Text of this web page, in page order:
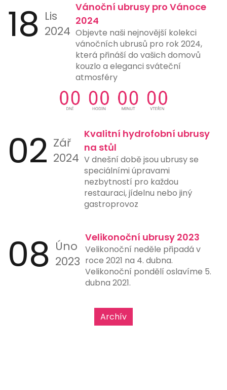
chytrého telefonu nebo jiného
zařízení s fotoaparátem a vhodnou
aplikací. Tento způsob platby
eliminuje potřebu ručního zadávání
čísel účtů, čímž snižuje riziko chyb a
urychluje proces platby. Mnohé
banky a finanční instituce nyní
nabízejí možnost generování a
skenování QR kódů přímo ve svých
aplikacích, což ještě více usnadňuje
ideální pro online nákupy,
restaurace, čerpací stanice a další
místa, kde rychlost a jednoduchost
platby hrají klíčovou roli.
18 Lis
2024
Vánoční ubrusy pro Vánoce
2024
Objevte naši nejnovější kolekci
vánočních ubrusů pro rok 2024,
která přináší do vašich domovů
kouzlo a eleganci sváteční
atmosféry
02 Zář
2024
Kvalitní hydrofobní ubrusy
na stůl
V dnešní době jsou ubrusy se
speciálními úpravami
nezbytností pro každou
restauraci, jídelnu nebo jiný
gastroprovoz
08 Úno
2023
Velikonoční ubrusy 2023
Velikonoční neděle připadá v
roce 2021 na 4. dubna.
Velikonoční pondělí oslavíme 5.
dubna 2021.
Archív